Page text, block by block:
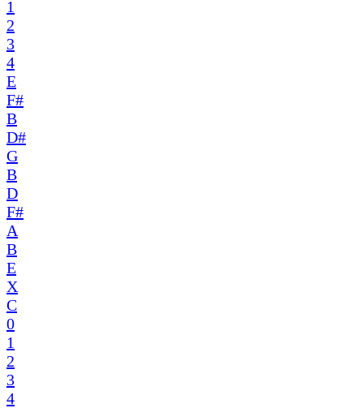
1
2
3
4
E
F#
B
D#
G
B
D
F#
A
B
E
X
C
0
1
2
3
4